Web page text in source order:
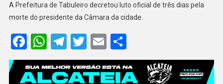
A Prefeitura de Tabuleiro decretou luto oficial de três dias pela
morte do presidente da Câmara da cidade.
Facebook
WhatsApp
Telegram
Twitter
EmailShare